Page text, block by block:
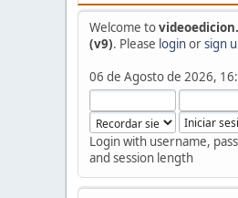
Welcome to
(v9). Please loginorsign
06 de Agosto de 2026,
Login with username,
and session length